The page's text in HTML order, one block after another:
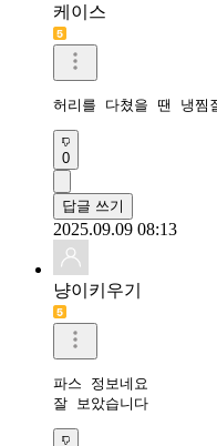
케이스
허리를 다쳤을 땐 냉찜
0
답글 쓰기
2025.09.09 08:13
냥이키우기
파스 정보네요
잘 보았습니다